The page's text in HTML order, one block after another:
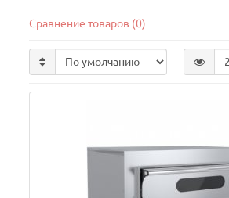
Сравнение товаров (0)